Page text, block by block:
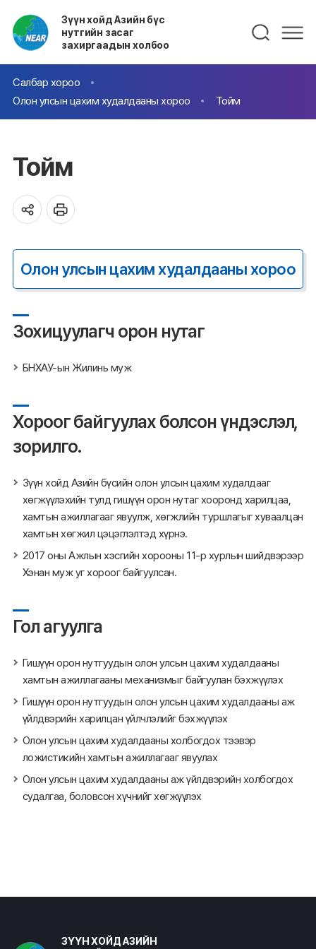
Зүүн хойд Азийн бүс
нутгийн засаг
захиргаадын холбоо
Салбар хороо
Олон улсын цахим худалдааны хороо
Тойм
Тойм
Олон улсын цахим худалдааны хороо
Зохицуулагч орон нутаг
БНХАУ-ын Жилинь муж
Хороог байгуулах болсон үндэслэл,
зорилго.
Зүүн хойд Азийн бүсийн олон улсын цахим худалдааг
хөгжүүлэхийн тулд гишүүн орон нутаг хооронд харилцаа,
хамтын ажиллагааг явуулж, хөгжлийн туршлагыг хуваалцан
хамтын хөгжил цэцэглэлтэд хүрнэ.
2017 оны Ажлын хэсгийн хорооны 11-р хурлын шийдвэрээр
Хэнан муж уг хороог байгуулсан.
Гол агуулга
Гишүүн орон нутгуудын олон улсын цахим худалдааны
хамтын ажиллагааны механизмыг байгуулан бэхжүүлэх
Гишүүн орон нутгуудын олон улсын цахим худалдааны аж
үйлдвэрийн харилцан үйлчлэлийг бэхжүүлэх
Олон улсын цахим худалдааны холбогдох тээвэр
ложистикийн хамтын ажиллагааг явуулах
Олон улсын цахим худалдааны аж үйлдвэрийн холбогдох
судалгаа, боловсон хүчнийг хөгжүүлэх
ЗҮҮН ХОЙД АЗИЙН